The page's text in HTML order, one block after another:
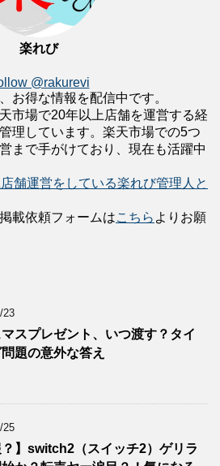
楽れび
@rakurevi
お得な情報を配信中です。
市場で20年以上店舗を運営する経
理しています。楽天市場での5つ
まで手がけており、現在も活躍中
舗運営をしている楽れび管理人と
載依頼フォームはこちら よりお願
23
スプレゼント、いつ渡す？タイ
題の意外な答え
25
？】switch2（スイッチ2）ゲリラ